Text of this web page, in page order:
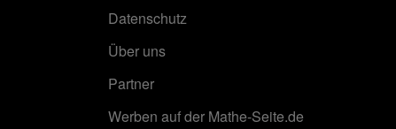
Datenschutz
Über uns
Partner
Werben auf der Mathe-Seite.de